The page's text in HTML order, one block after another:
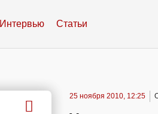
Интервью Статьи
25 ноября 2010, 12:25